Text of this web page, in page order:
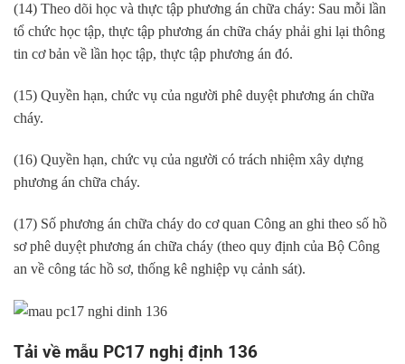
(14) Theo dõi học và thực tập phương án chữa cháy: Sau mỗi lần
tổ chức học tập, thực tập phương án chữa cháy phải ghi lại thông
tin cơ bản về lần học tập, thực tập phương án đó.
(15) Quyền hạn, chức vụ của người phê duyệt phương án chữa
cháy.
(16) Quyền hạn, chức vụ của người có trách nhiệm xây dựng
phương án chữa cháy.
(17) Số phương án chữa cháy do cơ quan Công an ghi theo số hồ
sơ phê duyệt phương án chữa cháy (theo quy định của Bộ Công
an về công tác hồ sơ, thống kê nghiệp vụ cảnh sát).
Tải về mẫu PC17 nghị định 136